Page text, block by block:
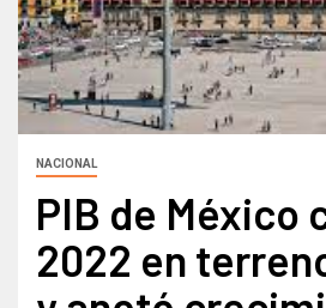
NACIONAL
PIB de México
2022 en